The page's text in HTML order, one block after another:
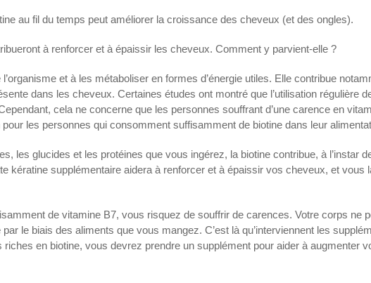
au fil du temps peut améliorer la croissance des cheveux (et des ongles).
à renforcer et à épaissir les cheveux. Comment y parvient-elle ?
et à les métaboliser en formes d’énergie utiles. Elle contribue
dans les cheveux. Certaines études ont montré que l’utilisation régulière
cela ne concerne que les personnes souffrant d’une carence en
les personnes qui consomment suffisamment de biotine dans leur
les glucides et les protéines que vous ingérez, la biotine contribue, à l’instar
kératine supplémentaire aidera à renforcer et à épaissir vos cheveux, et vous
de vitamine B7, vous risquez de souffrir de carences. Votre corps ne
le biais des aliments que vous mangez. C’est là qu’interviennent les
en biotine, vous devrez prendre un supplément pour aider à augmenter